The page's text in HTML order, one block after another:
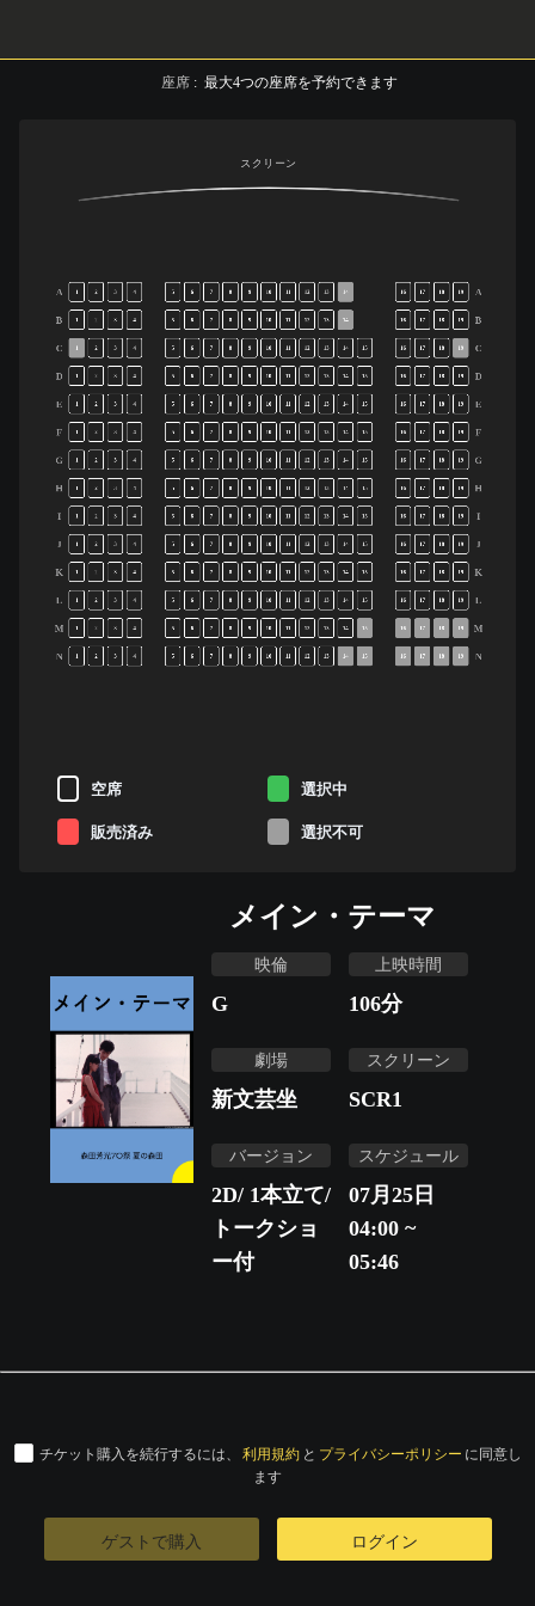
座席 : 最大4つの座席を予約できます
スクリーン
A
B
C
D
E
F
G
H
I
J
K
L
M
N
A
B
C
D
E
F
G
H
I
J
K
L
M
N
1 2 3 4 5 6 7 8 9 10 11 12 13 14 16 17 18 19
1 2 3 4 5 6 7 8 9 10 11 12 13 14 16 17 18 19
1 2 3 4 5 6 7 8 9 10 11 12 13 14 15 16 17 18 19
1 2 3 4 5 6 7 8 9 10 11 12 13 14 15 16 17 18 19
2 3 4 5 6 7 8 9 10 12 13 14 15 16 17 18 19
1 2 3 4 5 6 7 8 9 10 11 12 13 14 15 16 17 18 19
2 3 4 5 6 7 8 9 10 12 13 14 15 16 17 18 19
1 2 3 4 5 6 7 8 9 10 11 12 13 14 15 16 17 18 19
1 2 3 5 6 7 9 10 11 12 13 14 15 16 17 18 19
1 2 3 4 5 6 7 8 9 10 11 12 13 14 15 16 17 18 19
1 2 3 4 5 6 7 8 9 10 11 12 13 14 15 16 17 18 19
1 2 3 4 5 6 7 8 9 10 11 12 13 14 15 16 17 18 19
1 2 3 4 5 6 7 8 9 10 11 12 13 14 15 16 17 18 19
1 2 3 4 5 6 7 8 9 10 12 13 14 15 16 17 18 19
空席 選択中
販売済み 選択不可
メイン・テーマ
映倫
G
上映時間
106分
劇場
新文芸坐
スクリーン
SCR1
バージョン
2D/ 1本立て/
トークショ
ー付
スケジュール
07月25日
04:00 ~
05:46
チケット購入を続行するには、 利用規約 と プライバシーポリシー に同意し
ます
ゲストで購入 ログイン